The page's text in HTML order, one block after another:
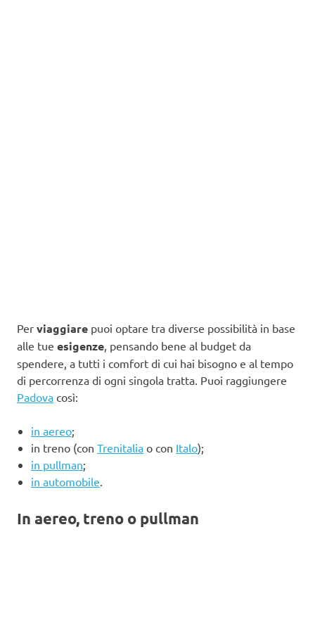
Per viaggiare puoi optare tra diverse possibilità in base
alle tue esigenze , pensando bene al budget da
spendere, a tutti i comfort di cui hai bisogno e al tempo
di percorrenza di ogni singola tratta. Puoi raggiungere
Padova così:
in aereo;
in treno (con Trenitalia o con Italo);
in pullman;
in automobile
In aereo, treno o pullman